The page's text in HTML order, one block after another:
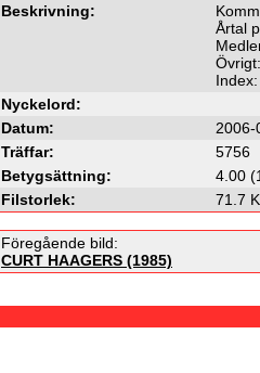
Beskrivning:
Årtal
Övrigt:
Nyckelord:
Datum:
2006-
Träffar:
5756
Betygsättning:
4.00
Filstorlek:
71.7
Föregående bild:
CURT HAAGERS (1985)